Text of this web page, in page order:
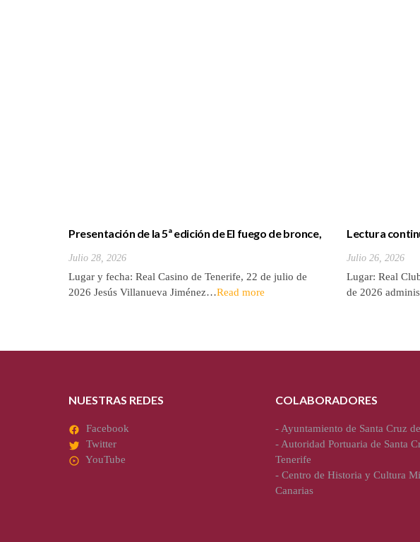
Presentación de la 5ª edición de El fuego de bronce,
Julio 28, 2026
Lugar y fecha: Real Casino de Tenerife, 22 de julio de
2026 Jesús Villanueva Jiménez…Read more
Lectura
Julio 26, 2026
Lugar: Real
de 2026
NUESTRAS REDES
Facebook
Twitter
YouTube
COLABORADORES
-Ayuntamiento de Santa Cruz
-Autoridad Portuaria de Santa
Tenerife
- Centro de Historia y Cultura
Canarias